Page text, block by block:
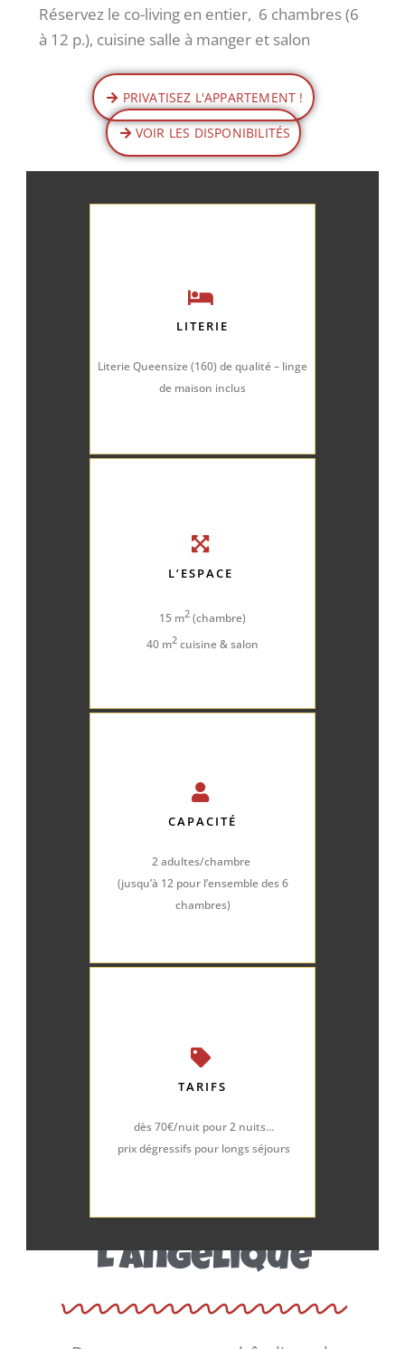
Réservez le co-living en entier, 6 chambres (6
à 12 p.), cuisine salle à manger et salon
PRIVATISEZ L'APPARTEMENT !
VOIR LES DISPONIBILITÉS
LITERIE
Literie Queensize (160) de qualité – linge
de maison inclus
L’ESPACE
15 m2 (chambre)
40 m2 cuisine & salon
CAPACITÉ
2 adultes/chambre
(jusqu’à 12 pour l’ensemble des 6
chambres)
TARIFS
dès 70€/nuit pour 2 nuits…
prix dégressifs pour longs séjours
L'Angélique